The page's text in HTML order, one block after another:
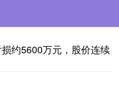
约5600万元，股价连续